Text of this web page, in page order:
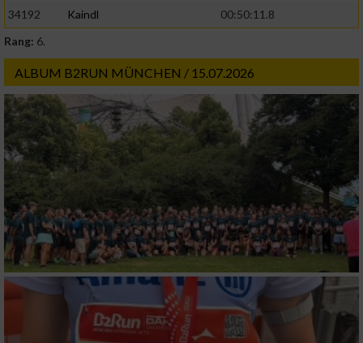
34192
Kaindl
00:50:11.8
Rang: 6.
ALBUM B2RUN MÜNCHEN / 15.07.2026